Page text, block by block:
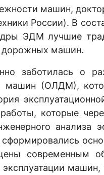
машин,
России). В
ЭДМ лучшие
дорожных машин.
заботилась о
машин (ОЛДМ),
которые
анализа
современным
машин,